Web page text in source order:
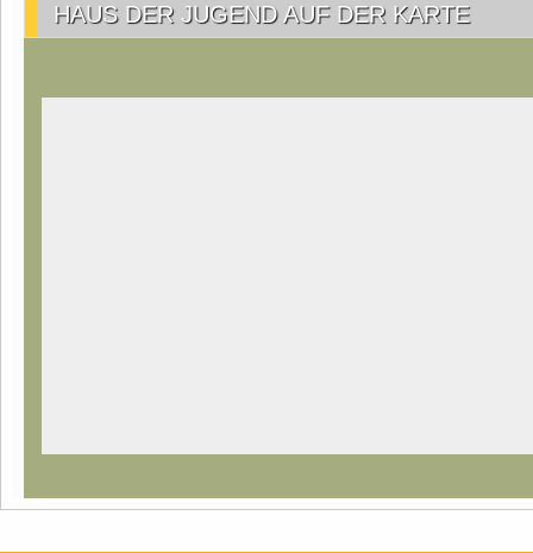
HAUS DER JUGEND AUF DER KARTE